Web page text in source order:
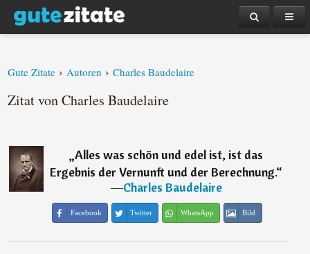
Gute Zitate › Autoren › Charles Baudelaire
Zitat von Charles Baudelaire
„Alles was schön und edel ist, ist das
Ergebnis der Vernunft und der Berechnung.“
―Charles Baudelaire
Facebook Twitter WhatsApp Bild